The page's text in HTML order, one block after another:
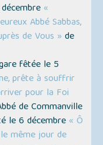
«
Abbé Sabbas,
de Vous » de
fêtée le 5
prête à souffrir
pour la Foi
de Commanville
le 6 décembre « Ô
même jour de